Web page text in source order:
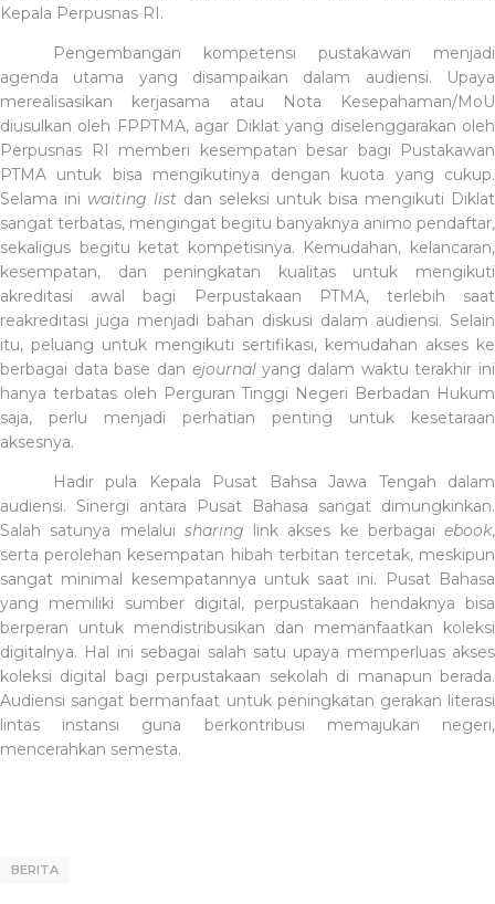
Kepala Perpusnas RI.
Pengembangan kompetensi pustakawan menjadi
agenda utama yang disampaikan dalam audiensi. Upaya
merealisasikan kerjasama atau Nota Kesepahaman/MoU
diusulkan oleh FPPTMA, agar Diklat yang diselenggarakan oleh
Perpusnas RI memberi kesempatan besar bagi Pustakawan
PTMA untuk bisa mengikutinya dengan kuota yang cukup.
Selama ini waiting list dan seleksi untuk bisa mengikuti Diklat
sangat terbatas, mengingat begitu banyaknya animo pendaftar,
sekaligus begitu ketat kompetisinya. Kemudahan, kelancaran,
kesempatan, dan peningkatan kualitas untuk mengikuti
akreditasi awal bagi Perpustakaan PTMA, terlebih saat
reakreditasi juga menjadi bahan diskusi dalam audiensi. Selain
itu, peluang untuk mengikuti sertifikasi, kemudahan akses ke
berbagai data base dan ejournalyang dalam waktu terakhir ini
hanya terbatas oleh Perguran Tinggi Negeri Berbadan Hukum
saja, perlu menjadi perhatian penting untuk kesetaraan
aksesnya.
Hadir pula Kepala Pusat Bahsa Jawa Tengah dalam
audiensi. Sinergi antara Pusat Bahasa sangat dimungkinkan.
Salah satunya melalui sharing link akses ke berbagai ebook,
serta perolehan kesempatan hibah terbitan tercetak, meskipun
sangat minimal kesempatannya untuk saat ini. Pusat Bahasa
yang memiliki sumber digital, perpustakaan hendaknya bisa
berperan untuk mendistribusikan dan memanfaatkan koleksi
digitalnya. Hal ini sebagai salah satu upaya memperluas akses
koleksi digital bagi perpustakaan sekolah di manapun berada.
Audiensi sangat bermanfaat untuk peningkatan gerakan literasi
lintas instansi guna berkontribusi memajukan negeri,
mencerahkan semesta.
BERITA